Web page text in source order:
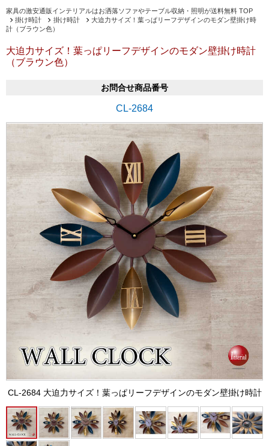
家具の激安通販インテリアルはお洒落ソファやテーブル収納・照明が送料無料 TOP
掛け時計
掛け時計
大迫力サイズ！葉っぱリーフデザインのモダン壁掛け時
計（ブラウン色）
大迫力サイズ！葉っぱリーフデザインのモダン壁掛け時計
（ブラウン色）
お問合せ商品番号
CL-2684
CL-2684 大迫力サイズ！葉っぱリーフデザインのモダン壁掛け時計